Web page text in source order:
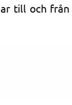
till och från